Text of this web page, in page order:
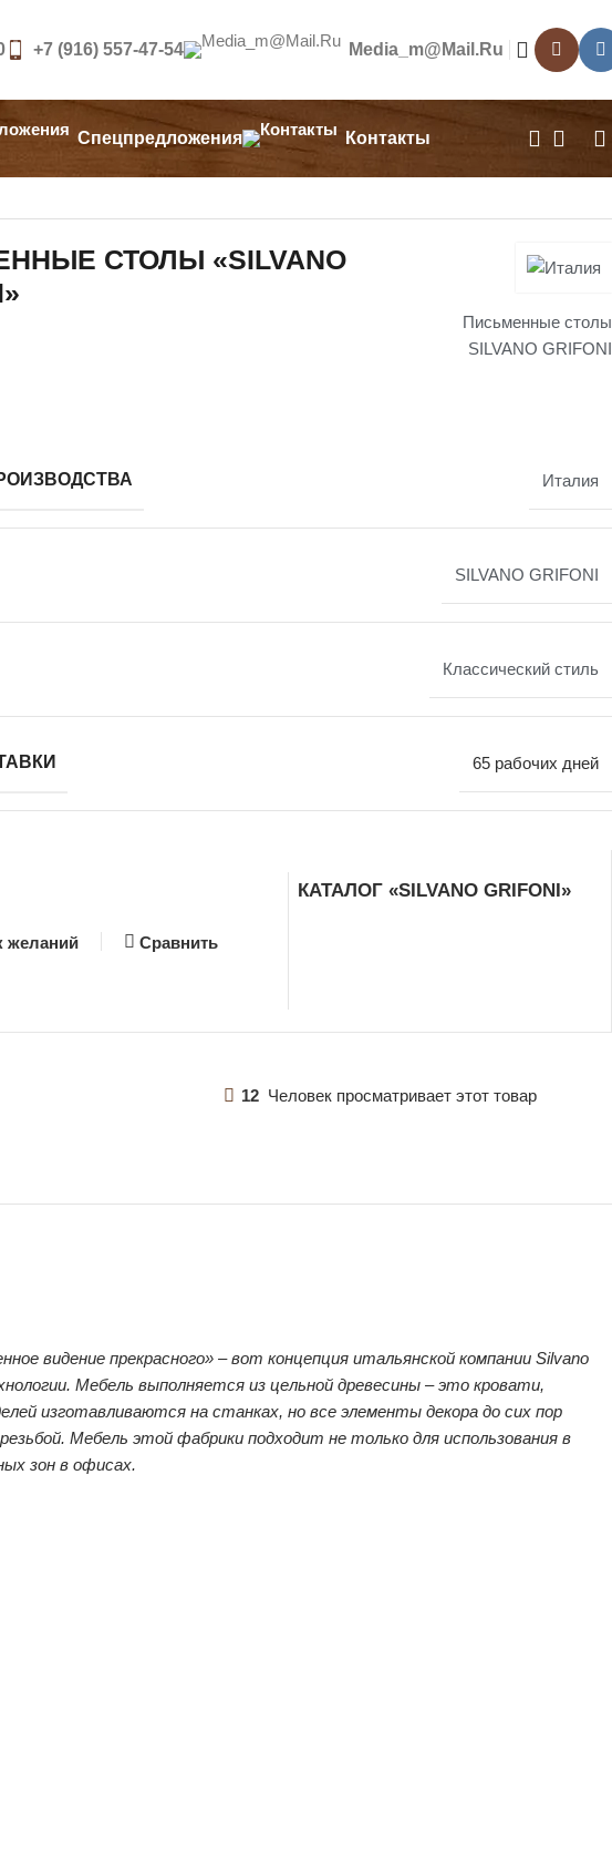
+7 (916) 557-47-54 Media_m@mail.ru
Спецпредложения
Контакты
СТОЛЫ «SILVANO
Письменные столы
SILVANO GRIFONI
Италия
SILVANO GRIFONI
Классический стиль
65 рабочих дней
желаний Сравнить
КАТАЛОГ «SILVANO GRIFONI»
12 Человек просматривает этот товар
видение прекрасного» – вот концепция итальянской компании Silvano
Мебель выполняется из цельной древесины – это кровати,
изготавливаются на станках, но все элементы декора до сих пор
Мебель этой фабрики подходит не только для использования в
зон в офисах.